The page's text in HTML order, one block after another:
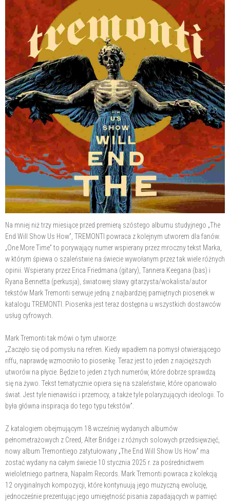
Na mniej niż trzy miesiące przed premierą szóstego albumu studyjnego „The
End Will Show Us How”, TREMONTI powraca z kolejnym utworem dla fanów.
„One More Time” to porywający numer wspierany przez mroczny tekst Marka,
w którym śpiewa o szaleństwie na świecie wywołanym przez tak wiele różnych
opinii. Wspierany przez Erica Friedmana (gitary), Tannera Keegana (bas) i
Ryana Bennetta (perkusja), światowej sławy gitarzysta/wokalista/autor
tekstów Mark Tremonti serwuje jedną z najbardziej pamiętnych piosenek w
katalogu TREMONTI. Piosenka jest teraz dostępna u wszystkich dostawców
usług cyfrowych.
Mark Tremonti tak mówi o tym utworze:
„Zaczęło się od pomysłu na refren. Kiedy wpadłem na pomysł otwierającego
riffu, naprawdę wzmocniło to piosenkę. Teraz jest to jeden z najcięższych
utworów na płycie. Będzie to jeden z tych numerów, które dobrze sprawdzą
się na żywo. Tekst tematycznie opiera się na szaleństwie, które opanowało
świat. Jest tyle nienawiści i przemocy, a także tyle polaryzujących ideologii. To
była główna inspiracja do tego typu tekstów”.
Z katalogiem obejmującym 18 wcześniej wydanych albumów
pełnometrażowych z Creed, Alter Bridge i z różnych solowych przedsięwzięć,
nowy album Tremontiego zatytułowany „The End Will Show Us How” ma
zostać wydany na całym świecie 10 stycznia 2025 r. za pośrednictwem
wieloletniego partnera, Napalm Records. Mark Tremonti powraca z kolekcją
12 oryginalnych kompozycji, które kontynuują jego muzyczną ewolucję,
jednocześnie prezentując jego umiejętność pisania zapadających w pamięć